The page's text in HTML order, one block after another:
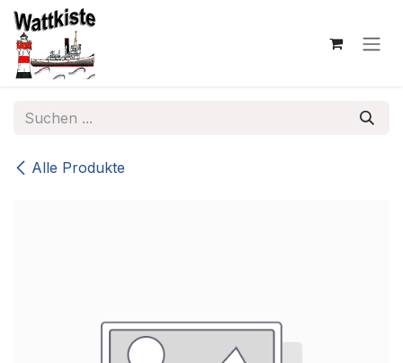
Zum Inhalt springen
Alle Produkte